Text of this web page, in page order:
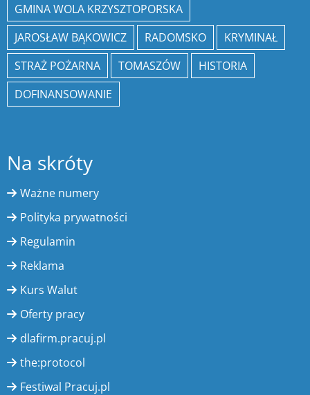
GMINA WOLA KRZYSZTOPORSKA
JAROSŁAW BĄKOWICZ
RADOMSKO
KRYMINAŁ
STRAŻ POŻARNA
TOMASZÓW
HISTORIA
DOFINANSOWANIE
Na skróty
Ważne numery
Polityka prywatności
Regulamin
Reklama
Kurs Walut
Oferty pracy
dlafirm.pracuj.pl
the:protocol
Festiwal Pracuj.pl